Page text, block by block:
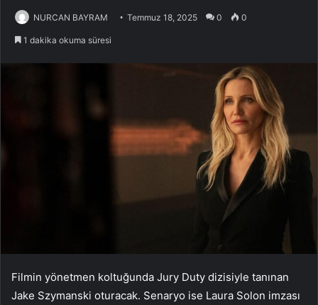
NURCAN BAYRAM Temmuz 18, 2025 0 0
1 dakika okuma süresi
Filmin yönetmen koltuğunda Jury Duty dizisiyle tanınan
Jake Szymanski oturacak. Senaryo ise Laura Solon imzası